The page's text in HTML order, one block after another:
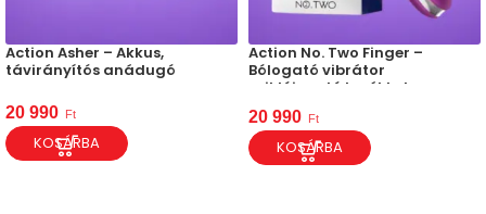
Action Asher – Akkus,
távirányítós anádugó
20 990 Ft
KOSÁRBA
Action No. Two Finger –
Bólogató vibrátor
csiklóizgató kerékkel
20 990 Ft
KOSÁRBA